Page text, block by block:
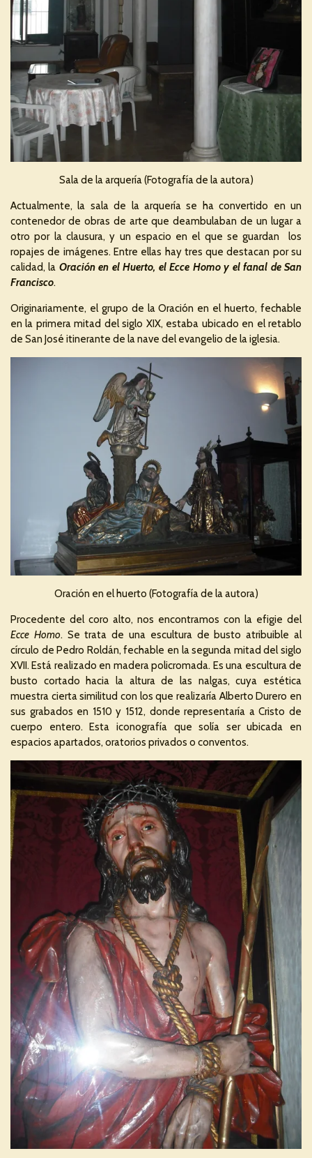
Sala de la arquería (Fotografía de la autora)
Actualmente, la sala de la arquería se ha convertido en un
contenedor de obras de arte que deambulaban de un lugar a
otro por la clausura, y un espacio en el que se guardan los
ropajes de imágenes. Entre ellas hay tres que destacan por su
calidad, la Oración en el Huerto, el Ecce Homo y el fanal de San
Francisco.
Originariamente, el grupo de la Oración en el huerto, fechable
en la primera mitad del siglo XIX, estaba ubicado en el retablo
de San José itinerante de la nave del evangelio de la iglesia.
Oración en el huerto (Fotografía de la autora)
Procedente del coro alto, nos encontramos con la efigie del
Ecce Homo. Se trata de una escultura de busto atribuible al
círculo de Pedro Roldán, fechable en la segunda mitad del siglo
XVII. Está realizado en madera policromada. Es una escultura de
busto cortado hacia la altura de las nalgas, cuya estética
muestra cierta similitud con los que realizaría Alberto Durero en
sus grabados en 1510 y 1512, donde representaría a Cristo de
cuerpo entero. Esta iconografía que solía ser ubicada en
espacios apartados, oratorios privados o conventos.